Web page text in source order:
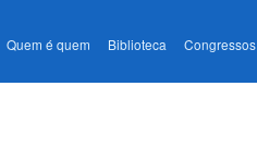
Quem é quem Biblioteca Congressos